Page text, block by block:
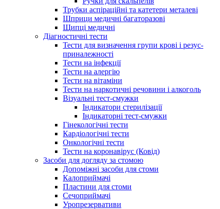
Трубки аспіраційні та катетери металеві
Шприци медичні багаторазові
Щипці медичні
Діагностичні тести
Тести для визначення групи крові і резус-
приналежності
Тести на інфекції
Тести на алергію
Тести на вітаміни
Тести на наркотичні речовини і алкоголь
Візуальні тест-смужки
Індикатори стерилізації
Індикаторні тест-смужки
Гінекологічні тести
Кардіологічні тести
Онкологічні тести
Тести на коронавірус (Ковід)
Засоби для догляду за стомою
Допоміжні засоби для стоми
Калоприймачі
Пластини для стоми
Сечоприймачі
Уропрезервативи